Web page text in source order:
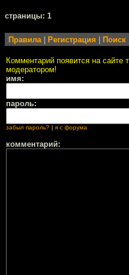
cтраницы: 1
Правила| Регистрация Поиск
Комментарий появится на сайте
модератором!
имя:
пароль:
забыл пароль? я с форума
комментарий: